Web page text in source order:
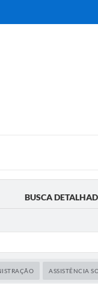
BUSCA
ASSISTÊNCIA